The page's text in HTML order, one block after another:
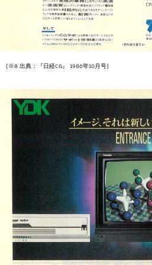
(※8 出典：『日経CG』 1986年10月号)